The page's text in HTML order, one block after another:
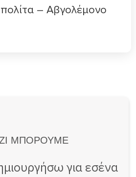
– Αβγολέμoνο
ΜΠΟΡΟΥΜΕ
για εσένα